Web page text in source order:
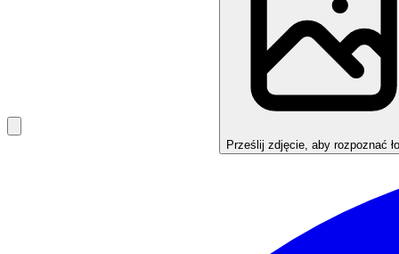
Prześlij zdjęcie, aby rozpoznać